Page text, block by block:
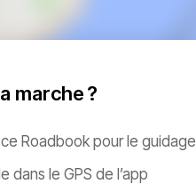
marche ?
Roadbook pour le guidage
dans le GPS de l’app